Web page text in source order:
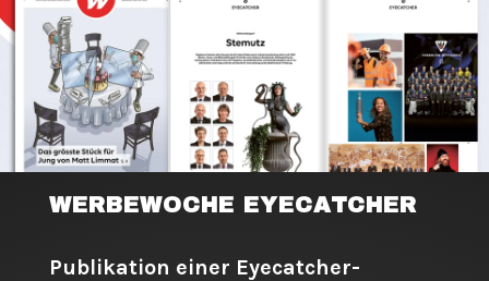
WERBEWOCHE EYECATCHER
Publikation einer Eyecatcher-